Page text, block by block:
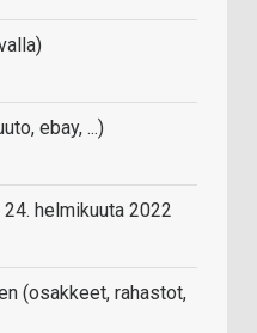
ebay, ...)
helmikuuta 2022
(osakkeet, rahastot,